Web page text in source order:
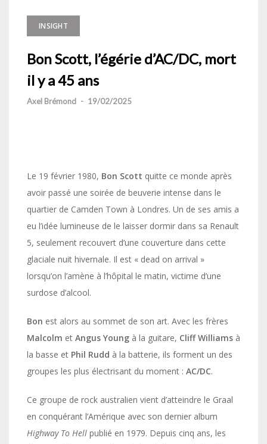
INSIGHT
Bon Scott, l’égérie d’AC/DC, mort
il y a 45 ans
Axel Brémond - 19/02/2025
Le 19 février 1980, Bon Scott quitte ce monde après
avoir passé une soirée de beuverie intense dans le
quartier de Camden Town à Londres. Un de ses amis a
eu l’idée lumineuse de le laisser dormir dans sa Renault
5, seulement recouvert d’une couverture dans cette
glaciale nuit hivernale. Il est « dead on arrival »
lorsqu’on l’amène à l’hôpital le matin, victime d’une
surdose d’alcool.
Bon est alors au sommet de son art. Avec les frères
Malcolm et Angus Young à la guitare, Cliff Williams à
la basse et Phil Rudd à la batterie, ils forment un des
groupes les plus électrisant du moment : AC/DC.
Ce groupe de rock australien vient d’atteindre le Graal
en conquérant l’Amérique avec son dernier album
Highway To Hell publié en 1979. Depuis cinq ans, les